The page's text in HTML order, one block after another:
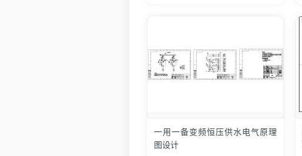
一用一备变频恒压供水电气原理
图设计